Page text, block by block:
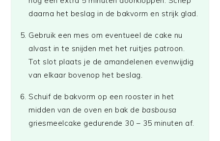
daarna het beslag in de bakvorm en strijk glad.
Gebruik een mes om eventueel de cake nu
alvast in te snijden met het ruitjes patroon.
Tot slot plaats je de amandelenen evenwijdig
van elkaar bovenop het beslag.
Schuif de bakvorm op een rooster in het
midden van de oven en bak de basbousa
griesmeelcake gedurende 30 – 35 minuten af.